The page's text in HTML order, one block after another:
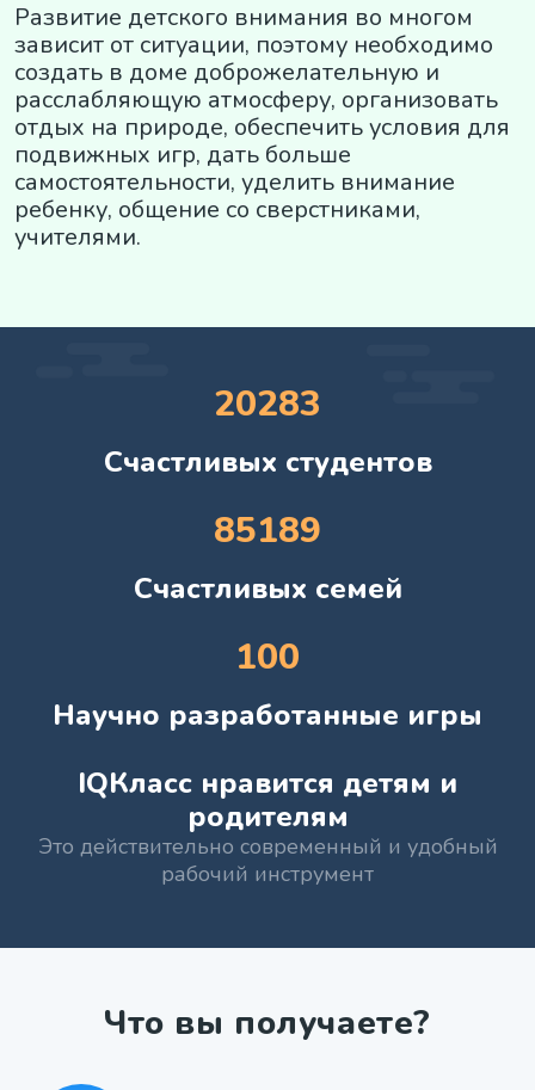
Развитие детского внимания во многом
зависит от ситуации, поэтому необходимо
создать в доме доброжелательную и
расслабляющую атмосферу, организовать
отдых на природе, обеспечить условия для
подвижных игр, дать больше
самостоятельности, уделить внимание
ребенку, общение со сверстниками,
учителями.
20283
Счастливых студентов
85189
Счастливых семей
100
Научно разработанные игры
IQКласс нравится детям и
родителям
Это действительно современный и удобный
рабочий инструмент
Что вы получаете?